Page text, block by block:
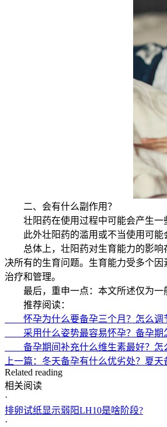
二、会有什么副作用？
壮阳药在使用过程中可能会产生一些
此外壮阳药的滥用或不当使用可能会
总体上，壮阳药对生育能力的影响
决所有的生育问题。生育能力受多个
治疗和管理。
最后，重申一点：本文所述仅为一般
推荐阅读：
怀孕为什么要备孕三个月？怎么调
采用什么姿势最容易怀孕？备孕期
备孕期间补充什么维生素最好？怎
上一篇：冬天备孕有什么优劣处？夏天
Related reading
相关阅读
·
排卵试纸显示弱阳LH10是啥阶段?
·